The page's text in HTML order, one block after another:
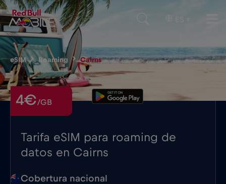
eSIM Roaming Cairns
Tarifa eSIM para roaming de
datos en Cairns
4€/GB
Cobertura nacional